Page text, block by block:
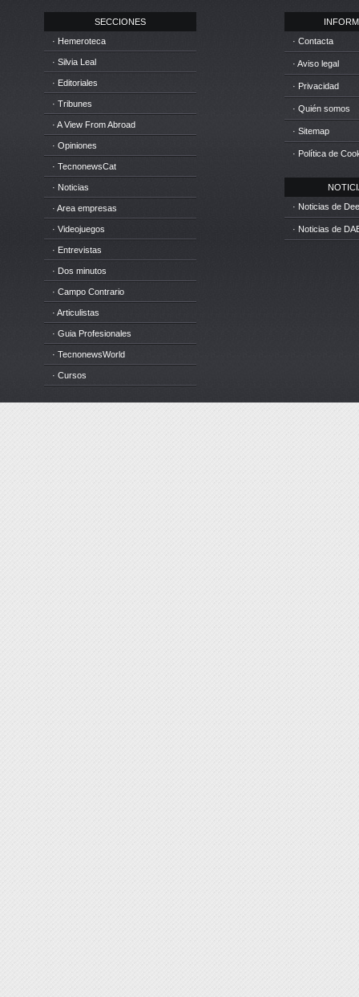
SECCIONES
· Hemeroteca
· Silvia Leal
· Editoriales
· Tribunes
· A View From Abroad
· Opiniones
· TecnonewsCat
· Noticias
· Area empresas
· Videojuegos
· Entrevistas
· Dos minutos
· Campo Contrario
· Articulistas
· Guia Profesionales
· TecnonewsWorld
· Cursos
· Contacta
· Aviso legal
· Privacidad
· Quién somos
· Sitemap
· Política de
· Noticias de
· Noticias de